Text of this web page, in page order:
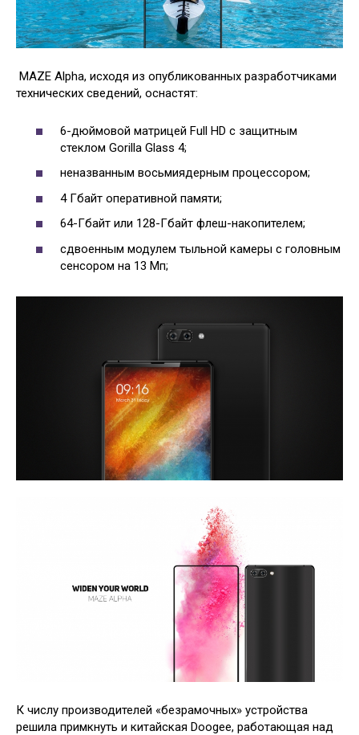
MAZE Alpha, исходя из опубликованных разработчиками
технических сведений, оснастят:
6-дюймовой матрицей Full HD с защитным
стеклом Gorilla Glass 4;
неназванным восьмиядерным процессором;
4 Гбайт оперативной памяти;
64-Гбайт или 128-Гбайт флеш-накопителем;
сдвоенным модулем тыльной камеры с головным
сенсором на 13 Мп;
К числу производителей «безрамочных» устройства
решила примкнуть и китайская Doogee, работающая над